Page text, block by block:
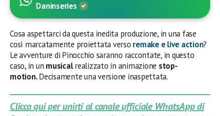
Daninseries
Cosa aspettarci da questa inedita produzione, in una fase
così marcatamente proiettata verso remake e live action?
Le avventure di Pinocchio saranno raccontate, in questo
caso, in un musicalrealizzato in animazione stop-
motion.Decisamente una versione inaspettata.
Clicca qui per unirti al canale ufficiale WhatsApp di